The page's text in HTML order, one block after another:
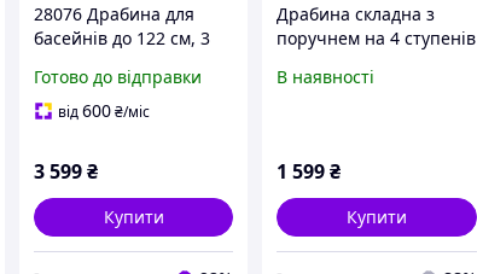
28076 Драбина для
басейнів до 122 см, 3
майданчиком, із
захистом
Готово до відправки
від600₴/міс
3 599₴
Купити
Драбина складна з
поручнем на 4 ступенів
саду
В наявності
1 599₴
Купити